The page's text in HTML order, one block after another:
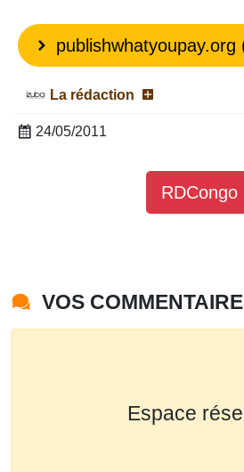
La rédaction
24/05/2011
RDCongo
VOS
Espace